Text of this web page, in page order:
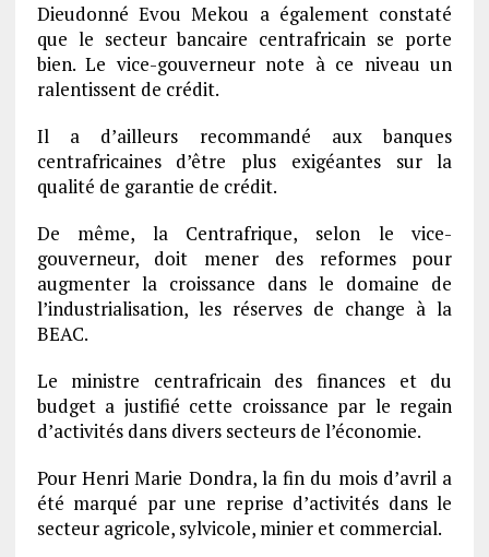
Dieudonné Evou Mekou a également constaté
que le secteur bancaire centrafricain se porte
bien. Le vice-gouverneur note à ce niveau un
ralentissent de crédit.
Il a d’ailleurs recommandé aux banques
centrafricaines d’être plus exigéantes sur la
qualité de garantie de crédit.
De même, la Centrafrique, selon le vice-
gouverneur, doit mener des reformes pour
augmenter la croissance dans le domaine de
l’industrialisation, les réserves de change à la
BEAC.
Le ministre centrafricain des finances et du
budget a justifié cette croissance par le regain
d’activités dans divers secteurs de l’économie.
Pour Henri Marie Dondra, la fin du mois d’avril a
été marqué par une reprise d’activités dans le
secteur agricole, sylvicole, minier et commercial.